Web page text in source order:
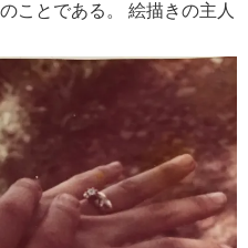
ことである。 絵描きの主人